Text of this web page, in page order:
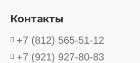
Контакты
+7 (812) 565-51-12
+7 (921) 927-80-83